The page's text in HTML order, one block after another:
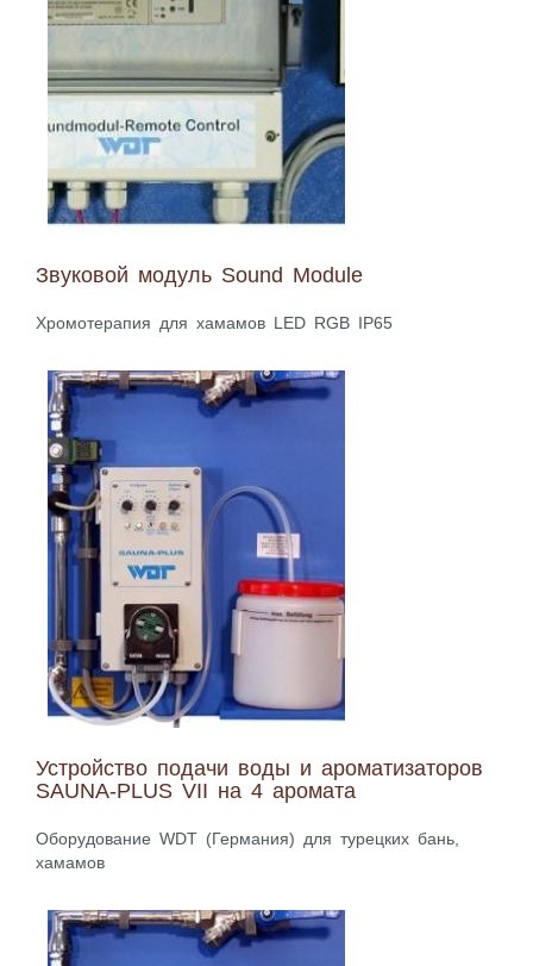
Звуковой модуль Sound Module
Хромотерапия для хамамов LED RGB IP65
Устройство подачи воды и ароматизаторов
SAUNA-PLUS VII на 4 аромата
Оборудование WDT (Германия) для турецких бань,
хамамов